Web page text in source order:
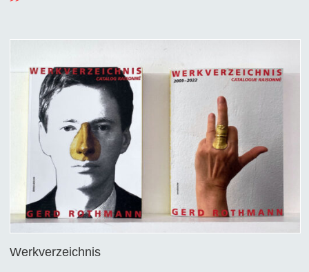
Werkverzeichnis